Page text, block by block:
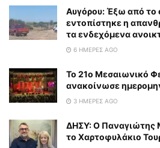
Αυγόρου: Έξω από το
εντοπίστηκε η
τα ενδεχόμενα
6 ΗΜΈΡΕΣ AGO
To 21ο Μεσαιωνικό
ανακοίνωσε
3 ΗΜΈΡΕΣ AGO
ΔΗΣΥ: Ο Παναγιώτης
το Χαρτοφυλάκιο